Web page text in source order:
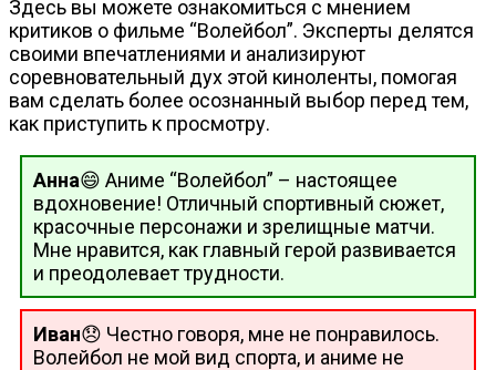
Здесь вы можете ознакомиться с мнением
критиков о фильме “Волейбол”. Эксперты делятся
своими впечатлениями и анализируют
соревновательный дух этой киноленты, помогая
вам сделать более осознанный выбор перед тем,
как приступить к просмотру.
Анна😄 Аниме “Волейбол” – настоящее
вдохновение! Отличный спортивный сюжет,
красочные персонажи и зрелищные матчи.
Мне нравится, как главный герой развивается
и преодолевает трудности.
Иван😞 Честно говоря, мне не понравилось.
Волейбол не мой вид спорта, и аниме не